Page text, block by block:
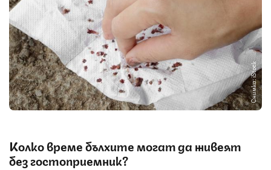
Снимка: iStock
Колко време бълхите могат да живеят
без гостоприемник?